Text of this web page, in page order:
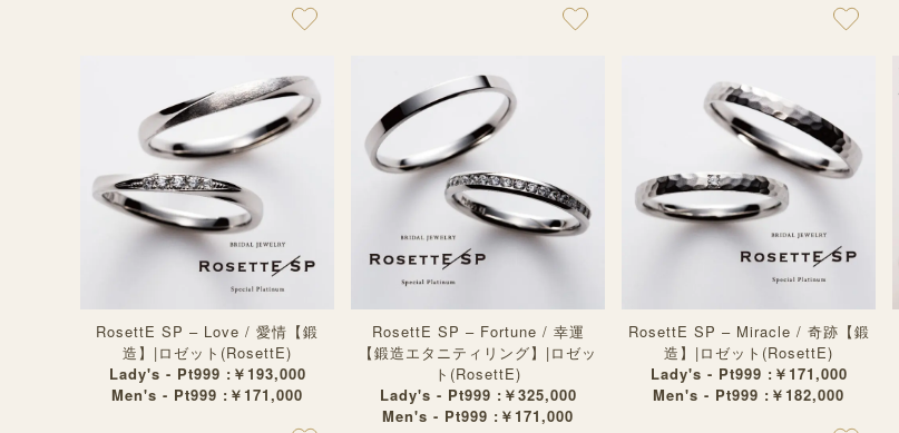
RosettE SP – Love / 愛情【鍛
造】|ロゼット(RosettE)
Lady's - Pt999 :￥193,000
Men's - Pt999 :￥171,000
RosettE SP – Fortune / 幸運
【鍛造エタニティリング】|ロゼッ
ト(RosettE)
Lady's - Pt999 :￥325,000
Men's - Pt999 :￥171,000
RosettE SP – Miracle / 奇跡【鍛
造】|ロゼット(RosettE)
Lady's - Pt999 :￥171,000
Men's - Pt999 :￥182,000